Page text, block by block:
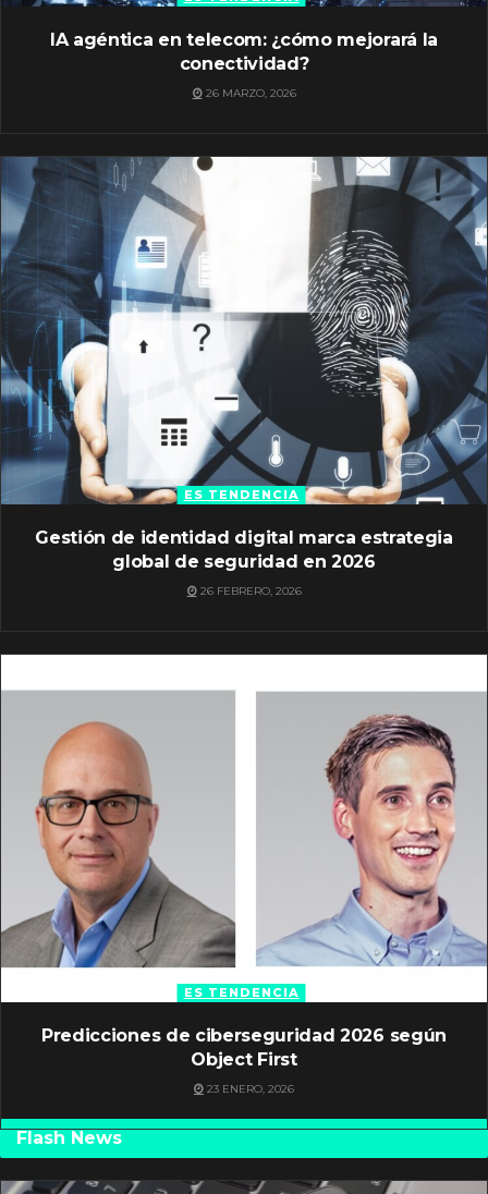
IA agéntica en telecom: ¿cómo mejorará la
conectividad?
26 MARZO, 2026
ES TENDENCIA
Gestión de identidad digital marca estrategia
global de seguridad en 2026
26 FEBRERO, 2026
ES TENDENCIA
Predicciones de ciberseguridad 2026 según
Object First
23 ENERO, 2026
Flash News